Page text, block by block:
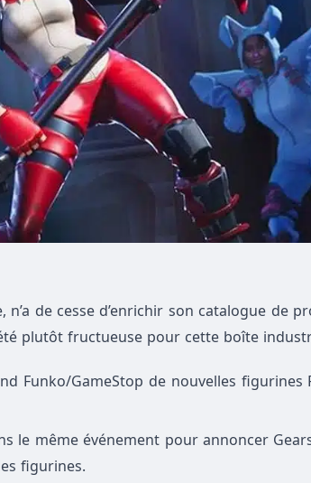
de cesse d’enrichir son catalogue de
plutôt fructueuse pour cette boîte
Funko/GameStop de nouvelles figurines
le même événement pour annoncer
figurines.